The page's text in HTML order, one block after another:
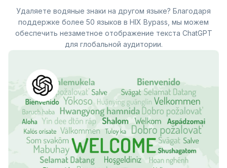
Удаляете водяные знаки на другом языке? Благодаря
поддержке более 50 языков в HIX Bypass, мы можем
обеспечить незаметное отображение текста ChatGPT
для глобальной аудитории.